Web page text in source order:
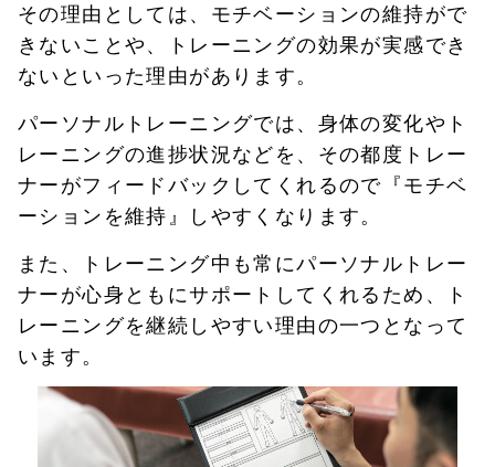
その理由としては、モチベーションの維持がで
きないことや、トレーニングの効果が実感でき
ないといった理由があります。
パーソナルトレーニングでは、身体の変化やト
レーニングの進捗状況などを、その都度トレー
ナーがフィードバックしてくれるので『モチベ
ーションを維持』しやすくなります。
また、トレーニング中も常にパーソナルトレー
ナーが心身ともにサポートしてくれるため、ト
レーニングを継続しやすい理由の一つとなって
います。